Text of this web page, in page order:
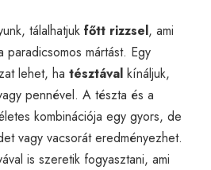
tálalhatjuk főtt rizzsel, ami
paradicsomos mártást. Egy
lehet, ha tésztával kínáljuk,
pennével. A tészta és a
kombinációja egy gyors, de
vagy vacsorát eredményezhet.
is szeretik fogyasztani, ami